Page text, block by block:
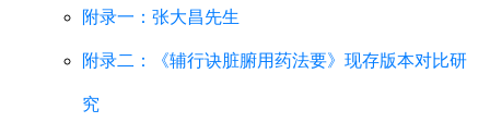
附录一：张大昌先生
附录二：《辅行诀脏腑用药法要》现存版本对比研
究